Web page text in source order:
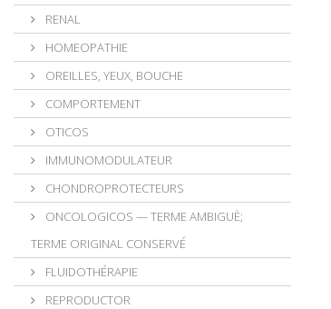
RENAL
HOMEOPATHIE
OREILLES, YEUX, BOUCHE
COMPORTEMENT
OTICOS
IMMUNOMODULATEUR
CHONDROPROTECTEURS
ONCOLOGICOS — TERME AMBIGUÈ;
TERME ORIGINAL CONSERVÉ
FLUIDOTHÉRAPIE
REPRODUCTOR